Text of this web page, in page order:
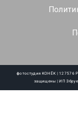
фотостудия КОНЁК | 127576
защищены | ИП